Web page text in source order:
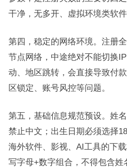
干净，无多开、虚拟环境类软件
第四，稳定的网络环境。注册
节点网络，中途绝对不能切换
动、地区跳转，会直接导致付
区锁定、账号风控等问题。
第五，基础信息规范预设。姓
禁止中文；出生日期必须选择
海外软件、影视、AI工具的下
写字母+数字组合，不得包含姓